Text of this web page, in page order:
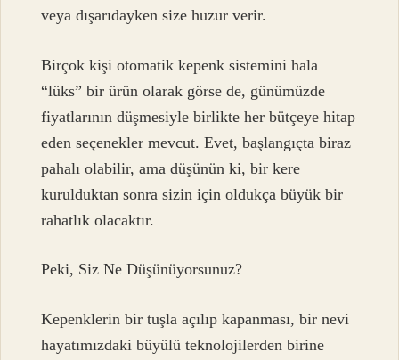
veya dışarıdayken size huzur verir.
Birçok kişi otomatik kepenk sistemini hala
“lüks” bir ürün olarak görse de, günümüzde
fiyatlarının düşmesiyle birlikte her bütçeye hitap
eden seçenekler mevcut. Evet, başlangıçta biraz
pahalı olabilir, ama düşünün ki, bir kere
kurulduktan sonra sizin için oldukça büyük bir
rahatlık olacaktır.
Peki, Siz Ne Düşünüyorsunuz?
Kepenklerin bir tuşla açılıp kapanması, bir nevi
hayatımızdaki büyülü teknolojilerden birine